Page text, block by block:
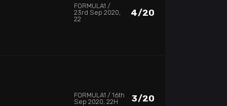
FORMULA1
23rd Sep 2020,
22
4/20
FORMULA1
16th
Sep 2020, 22H
3/20